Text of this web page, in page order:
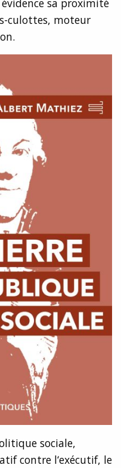
sa proximité
culottes, moteur
sociale,
contre l‘exécutif, le